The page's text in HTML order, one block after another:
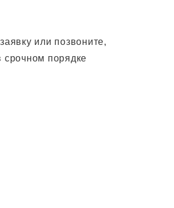
или позвоните,
срочном порядке